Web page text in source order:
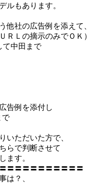
ルもあります。
他社の広告例を添えて、
ＲＬの摘示のみでＯＫ）
て中田まで
告例を添付し
で
いただいた方で、
らで判断させて
ます。
〓〓〓〓〓〓〓〓〓〓
は？、